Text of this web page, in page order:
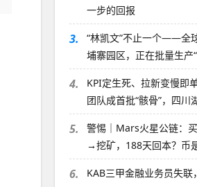
一步的回报
3.
“林凯文”不止一个——全
埔寨园区，正在批量生产
4.
KPI定生死、拉新变慢即
团队成首批“骸骨”，四川
5.
警惕｜Mars火星公链：
→挖矿，188天回本？币
6. KAB三甲金融业务员失联